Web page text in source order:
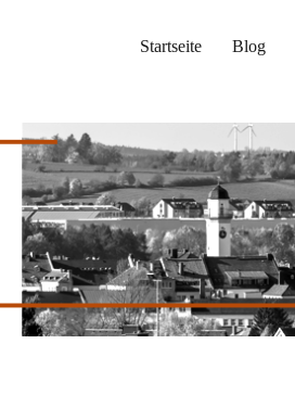
Startseite Blog